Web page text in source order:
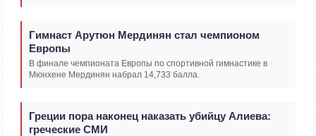
Гимнаст Арутюн Мердинян стал чемпионом
Европы
В финале чемпионата Европы по спортивной гимнастике в
Мюнхене Мердинян набрал 14,733 балла.
Греции пора наконец наказать убийцу Алиева:
греческие СМИ